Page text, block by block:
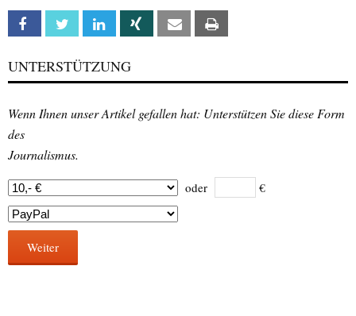
Facebook Twitter Linkedin Xing Email
UNTERSTÜTZUNG
Wenn Ihnen unser Artikel gefallen hat: Unterstützen Sie diese Form
des
Journalismus.
oder €
Weiter